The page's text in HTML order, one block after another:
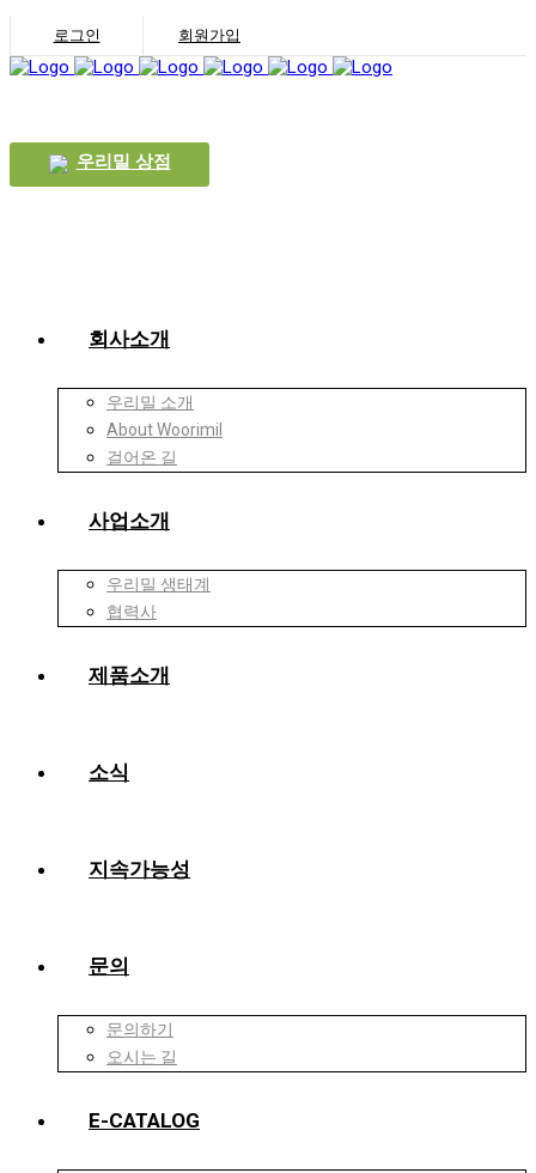
로그인 회원가입
우리밀 상점
회사소개
우리밀 소개
About Woorimil
걸어온 길
사업소개
우리밀 생태계
협력사
제품소개
소식
지속가능성
문의
문의하기
오시는 길
E-CATALOG